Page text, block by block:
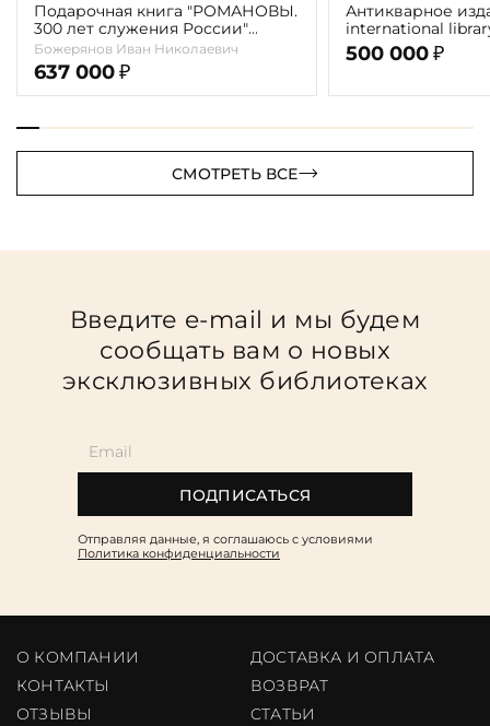
Подарочная книга "РОМАНОВЫ.
300 лет служения России"
Экземпляр № 09 ППМ.17.024
Божерянов Иван Николаевич
637 000 ₽
Антикварное
international
literature" 1898 г.
500 000 ₽
СМОТРЕТЬ ВСЕ
Введите e-mail и мы будем
сообщать вам о новых
эксклюзивных библиотеках
ПОДПИСАТЬСЯ
Отправляя данные, я соглашаюсь c условиями
Политика конфиденциальности
О КОМПАНИИ
ДОСТАВКА И ОПЛАТА
КОНТАКТЫ
ВОЗВРАТ
ОТЗЫВЫ
CТАТЬИ